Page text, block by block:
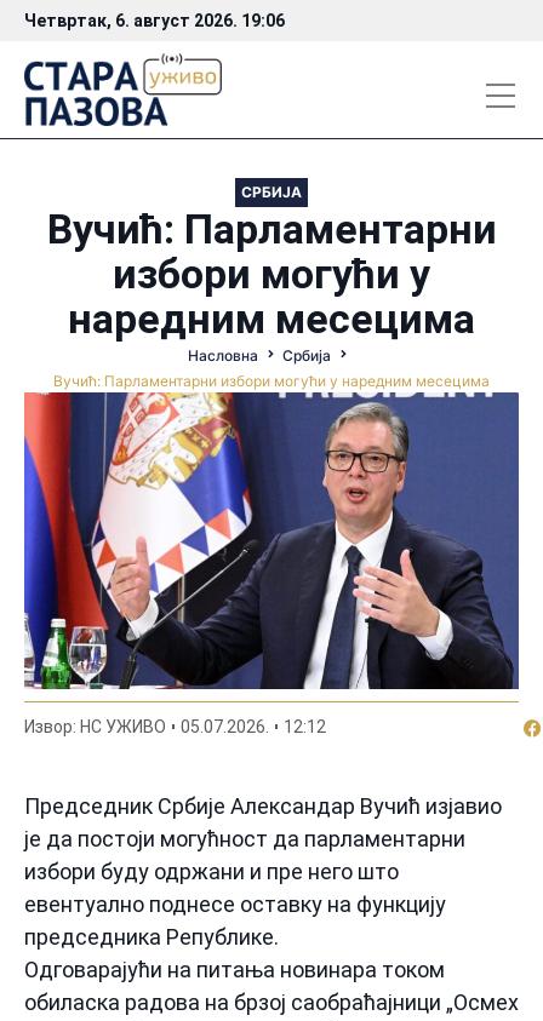
Четвртак, 6. август 2026. 19:06
СРБИЈА
Вучић: Парламентарни
избори могући у
наредним месецима
Насловна
Србија
Вучић: Парламентарни избори могући у наредним месецима
Извор: НС УЖИВО 05.07.2026. 12:12
Председник Србије Александар Вучић изјавио
је да постоји могућност да парламентарни
избори буду одржани и пре него што
евентуално поднесе оставку на функцију
председника Републике.
Одговарајући на питања новинара током
обиласка радова на брзој саобраћајници „Осмех